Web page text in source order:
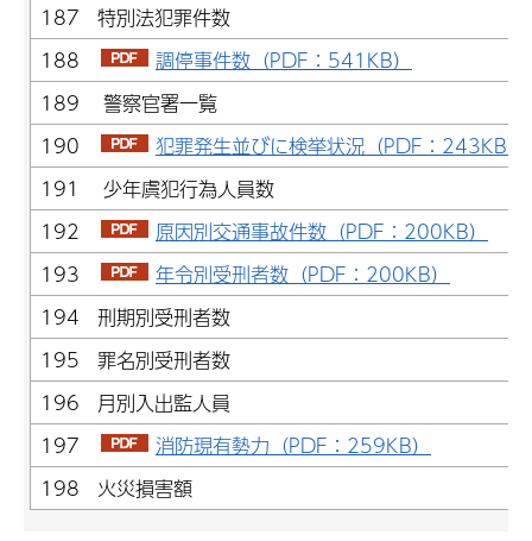
187 特別法犯罪件数
188
調停事件数（PDF：541KB）
189 警察官署一覧
190
犯罪発生並びに検挙状況（PDF：243KB）
191 少年虞犯行為人員数
192
原因別交通事故件数（PDF：200KB）
193
年令別受刑者数（PDF：200KB）
194 刑期別受刑者数
195 罪名別受刑者数
196 月別入出監人員
197
消防現有勢力（PDF：259KB）
198 火災損害額